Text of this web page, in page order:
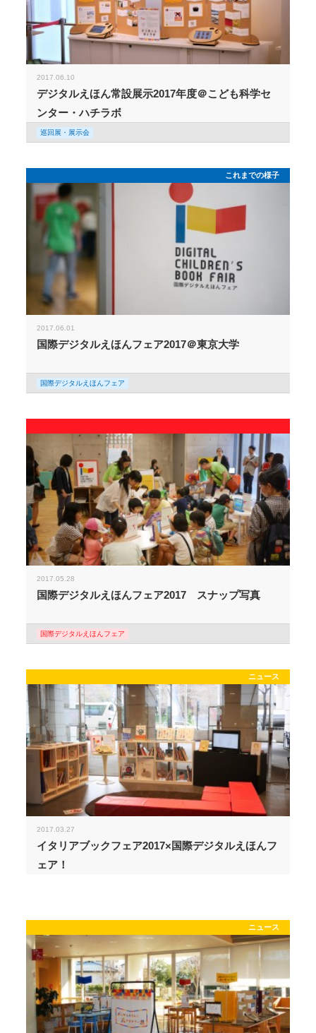
2017.06.10
デジタルえほん常設展示2017年度＠こども科学セ
ンター・ハチラボ
巡回展・展示会
これまでの様子
2017.06.01
国際デジタルえほんフェア2017＠東京大学
国際デジタルえほんフェア
2017.05.28
国際デジタルえほんフェア2017 スナップ写真
国際デジタルえほんフェア
ニュース
2017.03.27
イタリアブックフェア2017×国際デジタルえほんフ
ェア！
ニュース